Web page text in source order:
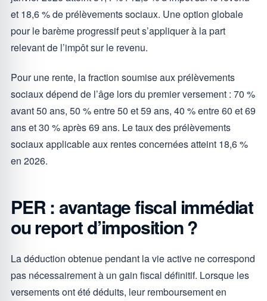
et 18,6 % de prélèvements sociaux. Une option globale
pour le barème progressif peut s’appliquer à la part
relevant de l’impôt sur le revenu.
Pour une rente, la fraction soumise aux prélèvements
sociaux dépend de l’âge lors du premier versement : 70 %
avant 50 ans, 50 % entre 50 et 59 ans, 40 % entre 60 et 69
ans et 30 % après 69 ans. Le taux des prélèvements
sociaux applicable aux rentes concernées atteint 18,6 %
en 2026.
PER : avantage fiscal immédiat
ou report d’imposition ?
La déduction obtenue pendant la vie active ne correspond
pas nécessairement à un gain fiscal définitif. Lorsque les
versements ont été déduits, leur remboursement en